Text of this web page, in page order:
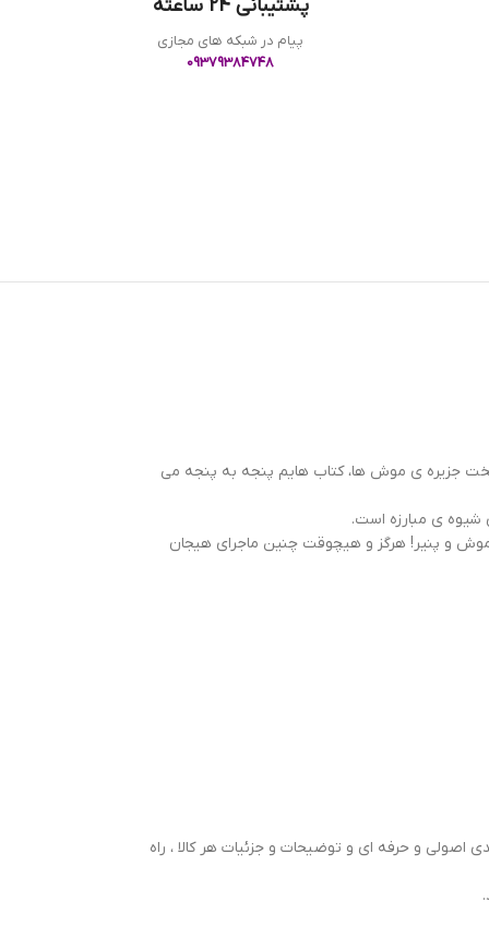
پشتیبانی 24 ساعته
پیام در شبکه های مجازی
09379384748
جزیره ی موش ها، کتاب هایم پنجه به پنجه می
ی مبارزه است.
موش و پنیر! هرگز و هیچوقت چنین ماجرای هیجان
و حرفه ای و توضیحات و جزئیات هر کالا ، راه